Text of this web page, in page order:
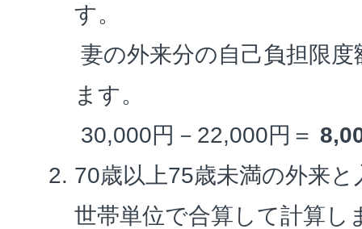
す。
妻の外来分の自己負担限
ます。
30,000円－22,000円＝
70歳以上75歳未満の外来
世帯単位で合算して計算し